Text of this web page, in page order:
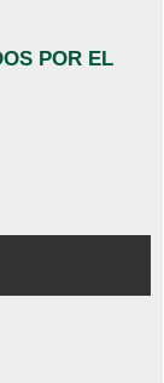
POR EL